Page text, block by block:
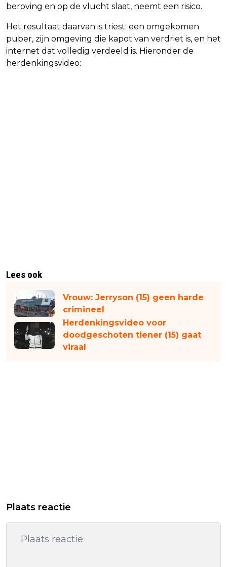
beroving en op de vlucht slaat, neemt een risico.
Het resultaat daarvan is triest: een omgekomen
puber, zijn omgeving die kapot van verdriet is, en het
internet dat volledig verdeeld is. Hieronder de
herdenkingsvideo:
Lees ook
Vrouw: Jerryson (15) geen harde
crimineel
Herdenkingsvideo voor
doodgeschoten tiener (15) gaat
viraal
Plaats reactie